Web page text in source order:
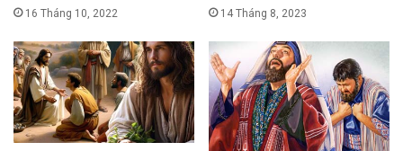
16 Tháng 10, 2022 14 Tháng 8, 2023